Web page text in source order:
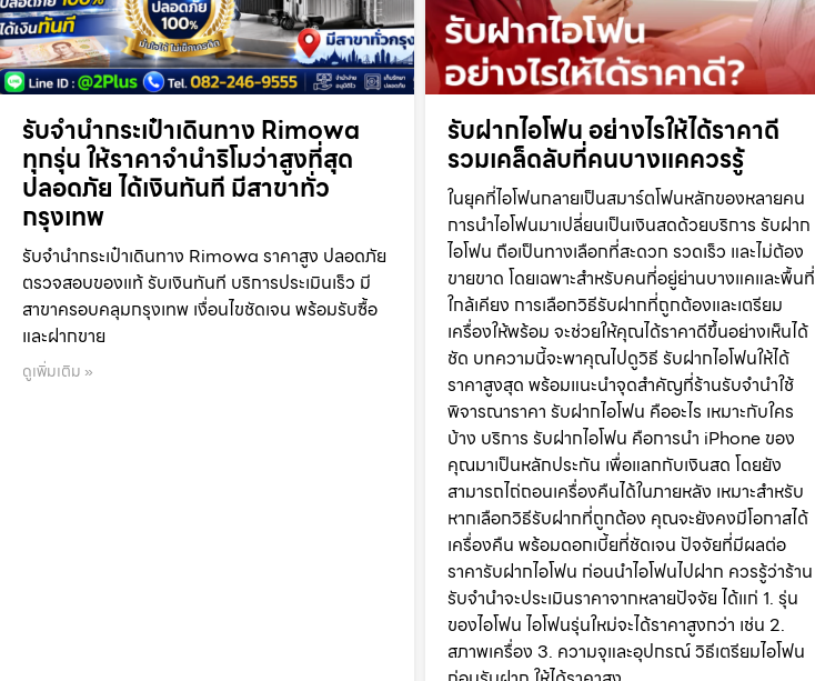
รับจำนำกระเป๋าเดินทาง Rimowa
ทุกรุ่น ให้ราคาจำนำริโมว่าสูงที่สุด
ปลอดภัย ได้เงินทันที มีสาขาทั่ว
กรุงเทพ
รับจำนำกระเป๋าเดินทาง Rimowa ราคาสูง ปลอดภัย
ตรวจสอบของแท้ รับเงินทันที บริการประเมินเร็ว มี
สาขาครอบคลุมกรุงเทพ เงื่อนไขชัดเจน พร้อมรับซื้อ
และฝากขาย
ดูเพิ่มเติม »
รับฝากไอโฟน อย่างไรให้ได้ราคาดี
รวมเคล็ดลับที่คนบางแคควรรู้
ในยุคที่ไอโฟนกลายเป็นสมาร์ตโฟนหลักของหลายคน
การนำไอโฟนมาเปลี่ยนเป็นเงินสดด้วยบริการ รับฝาก
ไอโฟน ถือเป็นทางเลือกที่สะดวก รวดเร็ว และไม่ต้อง
ขายขาด โดยเฉพาะสำหรับคนที่อยู่ย่านบางแคและพื้นที่
ใกล้เคียง การเลือกวิธีรับฝากที่ถูกต้องและเตรียม
เครื่องให้พร้อม จะช่วยให้คุณได้ราคาดีขึ้นอย่างเห็นได้
ชัด บทความนี้จะพาคุณไปดูวิธี รับฝากไอโฟนให้ได้
ราคาสูงสุด พร้อมแนะนำจุดสำคัญที่ร้านรับจำนำใช้
พิจารณาราคา รับฝากไอโฟน คืออะไร เหมาะกับใคร
บ้าง บริการ รับฝากไอโฟน คือการนำ iPhone ของ
คุณมาเป็นหลักประกัน เพื่อแลกกับเงินสด โดยยัง
สามารถไถ่ถอนเครื่องคืนได้ในภายหลัง เหมาะสำหรับ
หากเลือกวิธีรับฝากที่ถูกต้อง คุณจะยังคงมีโอกาสได้
เครื่องคืน พร้อมดอกเบี้ยที่ชัดเจน ปัจจัยที่มีผลต่อ
ราคารับฝากไอโฟน ก่อนนำไอโฟนไปฝาก ควรรู้ว่าร้าน
รับจำนำจะประเมินราคาจากหลายปัจจัย ได้แก่ 1. รุ่น
ของไอโฟน ไอโฟนรุ่นใหม่จะได้ราคาสูงกว่า เช่น 2.
สภาพเครื่อง 3. ความจุและอุปกรณ์ วิธีเตรียมไอโฟน